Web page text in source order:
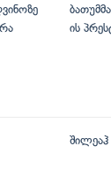
ის
შილეაჰ